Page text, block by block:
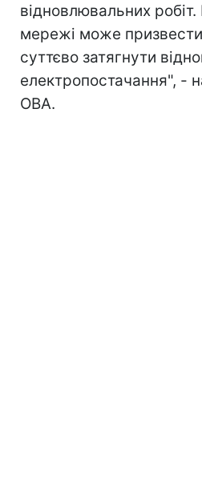
відновлювальних
мережі може призвести
суттєво затягнути
електропостачання", -
ОВА.